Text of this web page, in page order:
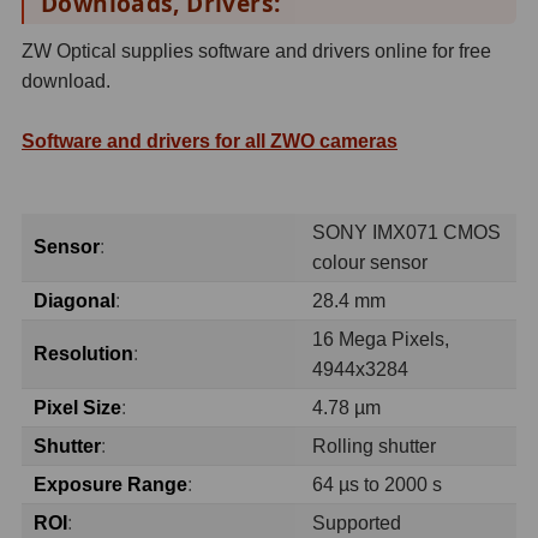
Fotografické montáže5
Objímky10
Upínací prvky
Závaží3
Ostatní27
Zrcátka a hranoly
Diagonální hranoly
ZW Optical supplies software and drivers online for free
download.
Software and drivers for all ZWO cameras
Sensor:
SONY IMX071 CMOS
colour sensor
Diagonal : 28.4 mm
Resolution:
16 Mega Pixels,
4944x3284
Pixel Size:
4.78 µm
Shutter:
Rolling shutter
Exposure Range:
64 µs to 2000 s
ROI : Supported